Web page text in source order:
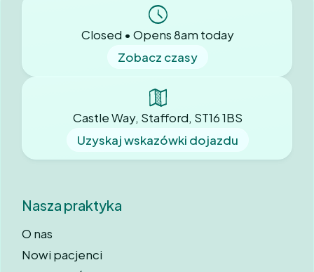
Closed • Opens 8am today
Zobacz czasy
Castle Way, Stafford, ST16 1BS
Uzyskaj wskazówki dojazdu
Nasza praktyka
O nas
Nowi pacjenci